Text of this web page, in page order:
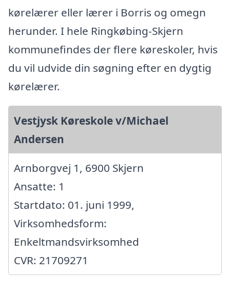
kørelærer eller lærer i Borris og omegn
herunder. I hele Ringkøbing-Skjern
kommunefindes der flere køreskoler, hvis
du vil udvide din søgning efter en dygtig
kørelærer.
Vestjysk Køreskole v/Michael
Andersen
Arnborgvej 1, 6900 Skjern
Ansatte: 1
Startdato: 01. juni 1999,
Virksomhedsform:
Enkeltmandsvirksomhed
CVR: 21709271